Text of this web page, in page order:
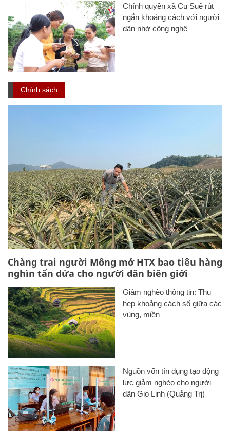
Chính quyền xã Cu Suê rút
ngắn khoảng cách với người
dân nhờ công nghệ
Chính sách
Chàng trai người Mông mở HTX bao tiêu hàng
nghìn tấn dứa cho người dân biên giới
Giảm nghèo thông tin: Thu
hẹp khoảng cách số giữa các
vùng, miền
Nguồn vốn tín dụng tạo động
lực giảm nghèo cho người
dân Gio Linh (Quảng Trị)